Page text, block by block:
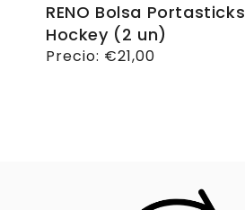
RENO Bolsa Portasticks
Hockey (2 un)
Precio
Precio: €21,00